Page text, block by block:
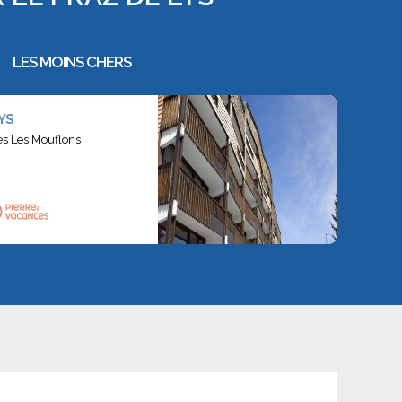
et par temps clair, le lac Léman. Les descentes
des animations pour enfants. Ces rendez-vous
ou découvrir la région à travers des balades en
LES MOINS CHERS
Les Mouflons